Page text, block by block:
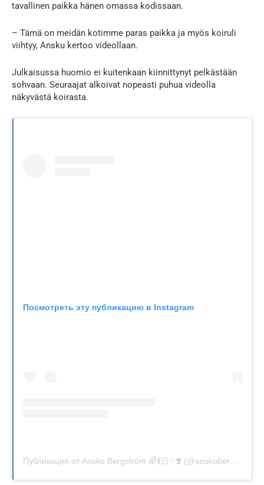
tavallinen paikka hänen omassa kodissaan.
– Tämä on meidän kotimme paras paikka ja myös koiruli
viihtyy, Ansku kertoo videollaan.
Julkaisussa huomio ei kuitenkaan kiinnittynyt pelkästään
sohvaan. Seuraajat alkoivat nopeasti puhua videolla
näkyvästä koirasta.
Посмотреть эту публикацию в Instagram